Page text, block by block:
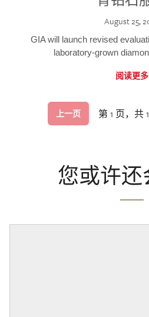
August 25,
GIA will launch revised
laboratory-grown
阅读更多
上一页 第 1 页，共
您或许还